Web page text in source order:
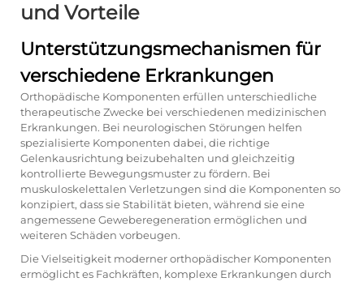
und Vorteile
Unterstützungsmechanismen für
verschiedene Erkrankungen
Orthopädische Komponenten erfüllen unterschiedliche
therapeutische Zwecke bei verschiedenen medizinischen
Erkrankungen. Bei neurologischen Störungen helfen
spezialisierte Komponenten dabei, die richtige
Gelenkausrichtung beizubehalten und gleichzeitig
kontrollierte Bewegungsmuster zu fördern. Bei
muskuloskelettalen Verletzungen sind die Komponenten so
konzipiert, dass sie Stabilität bieten, während sie eine
angemessene Geweberegeneration ermöglichen und
weiteren Schäden vorbeugen.
Die Vielseitigkeit moderner orthopädischer Komponenten
ermöglicht es Fachkräften, komplexe Erkrankungen durch